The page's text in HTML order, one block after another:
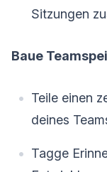
Sitzungen
Baue
Teile einen
deines
Tagge